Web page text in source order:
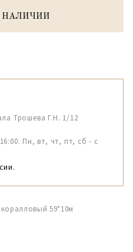
НАЛИЧИИ
Трошева Г.Н. 1/12
Пн, вт, чт, пт, сб - с
59*10м